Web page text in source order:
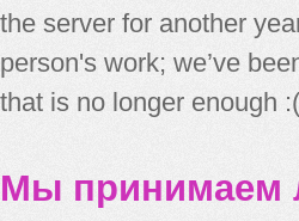
the server for another
person's work; we’ve
that is no longer enough :(
Мы принимаем